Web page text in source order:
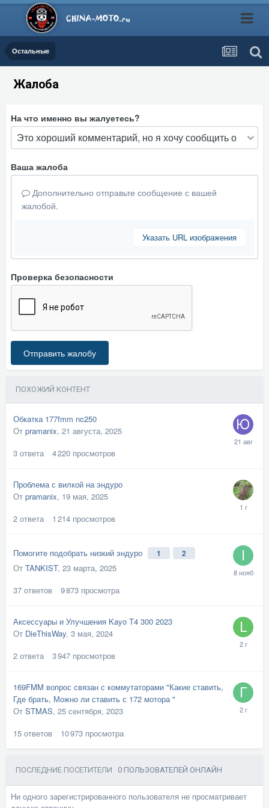
Остальные
Жалоба
На что именно вы жалуетесь?
Ваша жалоба
Дополнительно отправьте сообщение с вашей
жалобой.
Указать URL изображения
Проверка безопасности
Отправить жалобу
ПОХОЖИЙ КОНТЕНТ
Обкатка 177fmm nc250
От pramanix, 21 августа, 2025
3 ответа 4 220 просмотров
Проблема с вилкой на эндуро
От pramanix, 19 мая, 2025
2 ответа 1 214 просмотров
Помогите подобрать низкий эндуро 1 2
От TANKIST, 23 марта, 2025
37 ответов 9 873 просмотра
Аксессуары и Улучшения Kayo T4 300 2023
От DieThisWay, 3 мая, 2024
2 ответа 3 947 просмотров
169FMM вопрос связан с коммутаторами "Какие ставить,
Где брать, Можно ли ставить с 172 мотора "
От STMAS, 25 сентября, 2023
15 ответов 10 973 просмотра
ПОСЛЕДНИЕ ПОСЕТИТЕЛИ 0 ПОЛЬЗОВАТЕЛЕЙ ОНЛАЙН
Ни одного зарегистрированного пользователя не просматривает